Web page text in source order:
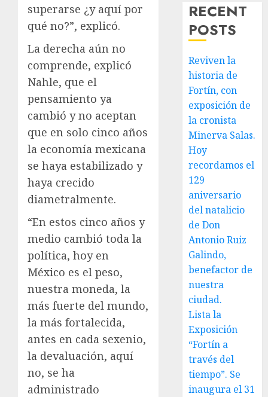
superarse ¿y aquí por
qué no?”, explicó.
La derecha aún no
comprende, explicó
Nahle, que el
pensamiento ya
cambió y no aceptan
que en solo cinco años
la economía mexicana
se haya estabilizado y
haya crecido
diametralmente.
“En estos cinco años y
medio cambió toda la
política, hoy en
México es el peso,
nuestra moneda, la
más fuerte del mundo,
la más fortalecida,
antes en cada sexenio,
la devaluación, aquí
no, se ha
administrado
RECENT
POSTS
Reviven la
historia de
Fortín, con
exposición de
la cronista
Minerva Salas.
Hoy
recordamos el
129
aniversario
del natalicio
de Don
Antonio Ruiz
Galindo,
benefactor de
nuestra
ciudad.
Lista la
Exposición
“Fortín a
través del
tiempo”. Se
inaugura el 31